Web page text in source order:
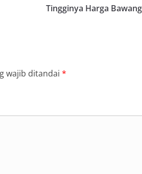
Tingginya Harga
wajib ditandai *